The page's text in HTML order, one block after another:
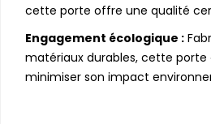
cette porte offre une qualité
Engagement écologique :
matériaux durables, cette
minimiser son impact